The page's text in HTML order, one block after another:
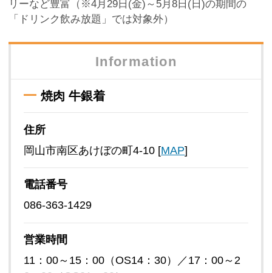
リーなど豊富（※4月29日(金)～5月8日(日)の期間の
「ドリンク飲み放題」では対象外）
Information
焼肉 牛銀着
住所
岡山市南区あけぼの町4-10 [MAP]
電話番号
086-363-1429
営業時間
11：00～15：00（OS14：30）／17：00～2